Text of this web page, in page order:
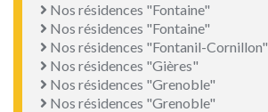
Nos résidences "Fontaine"
Nos résidences "Fontaine"
Nos résidences "Fontanil-Cornillon"
Nos résidences "Gières"
Nos résidences "Grenoble"
Nos résidences "Grenoble"